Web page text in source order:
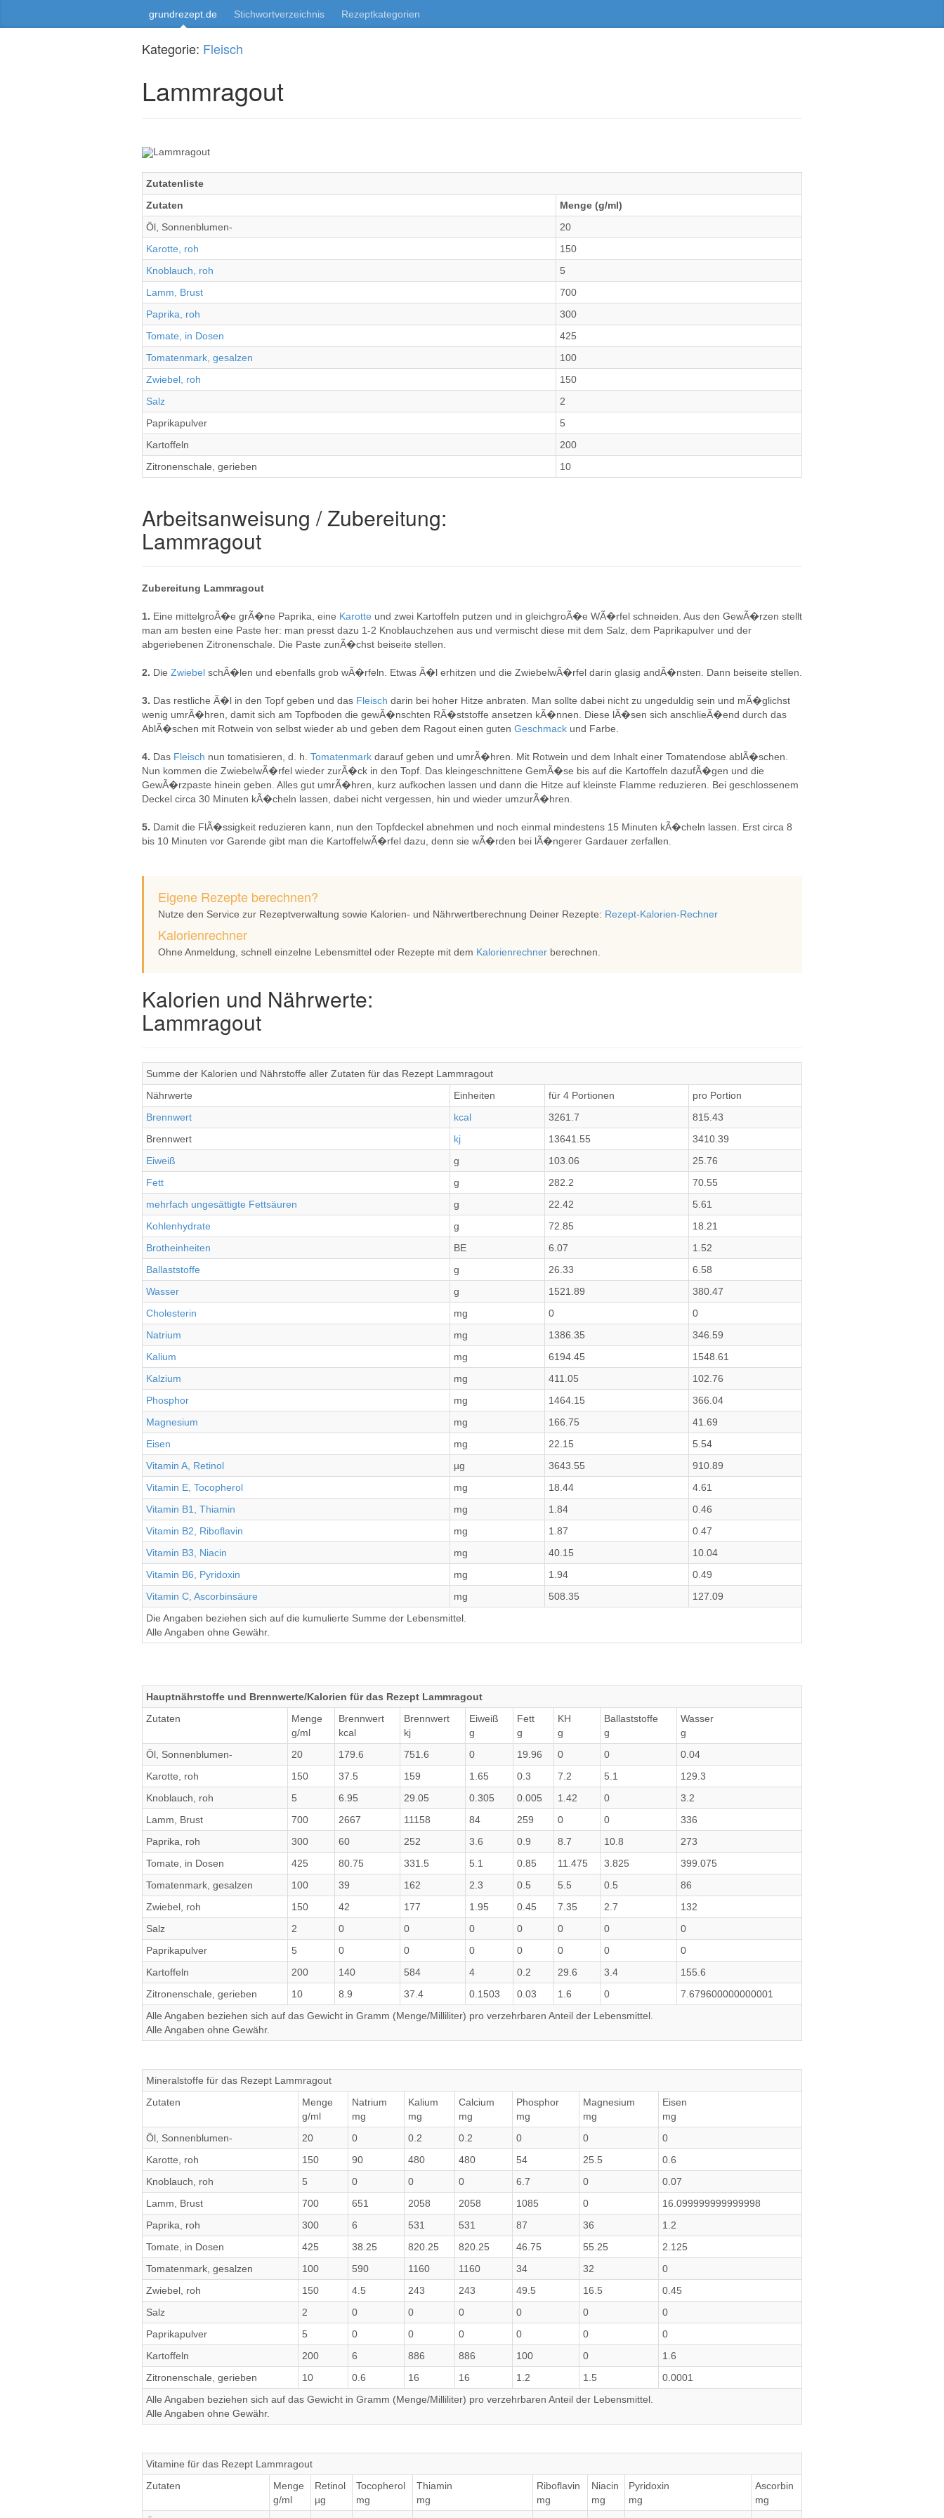
grundrezept.de Stichwortverzeichnis Rezeptkategorien
Kategorie: Fleisch
Lammragout
Zutatenliste
Zutaten
Menge (g/ml)
Öl, Sonnenblumen-
20
Karotte, roh
150
Knoblauch, roh
5
Lamm, Brust
700
Paprika, roh
300
Tomate, in Dosen
425
Tomatenmark, gesalzen
100
Zwiebel, roh
150
Salz
2
Paprikapulver
5
Kartoffeln
200
Zitronenschale, gerieben
10
Arbeitsanweisung / Zubereitung:
Lammragout
Zubereitung Lammragout
1. Eine mittelgroÃ�e grÃ�ne Paprika, eine Karotte und zwei Kartoffeln putzen und in gleichgroÃ�e WÃ�rfel schneiden. Aus den GewÃ�rzen stellt
man am besten eine Paste her: man presst dazu 1-2 Knoblauchzehen aus und vermischt diese mit dem Salz, dem Paprikapulver und der
abgeriebenen Zitronenschale. Die Paste zunÃ�chst beiseite stellen.
2. Die Zwiebel schÃ�len und ebenfalls grob wÃ�rfeln. Etwas Ã�l erhitzen und die ZwiebelwÃ�rfel darin glasig andÃ�nsten. Dann beiseite stellen.
3. Das restliche Ã�l in den Topf geben und das Fleisch darin bei hoher Hitze anbraten. Man sollte dabei nicht zu ungeduldig sein und mÃ�glichst
wenig umrÃ�hren, damit sich am Topfboden die gewÃ�nschten RÃ�ststoffe ansetzen kÃ�nnen. Diese lÃ�sen sich anschlieÃ�end durch das
AblÃ�schen mit Rotwein von selbst wieder ab und geben dem Ragout einen guten Geschmack und Farbe.
4. Das Fleisch nun tomatisieren, d. h. Tomatenmark darauf geben und umrÃ�hren. Mit Rotwein und dem Inhalt einer Tomatendose ablÃ�schen.
Nun kommen die ZwiebelwÃ�rfel wieder zurÃ�ck in den Topf. Das kleingeschnittene GemÃ�se bis auf die Kartoffeln dazufÃ�gen und die
GewÃ�rzpaste hinein geben. Alles gut umrÃ�hren, kurz aufkochen lassen und dann die Hitze auf kleinste Flamme reduzieren. Bei geschlossenem
Deckel circa 30 Minuten kÃ�cheln lassen, dabei nicht vergessen, hin und wieder umzurÃ�hren.
5. Damit die FlÃ�ssigkeit reduzieren kann, nun den Topfdeckel abnehmen und noch einmal mindestens 15 Minuten kÃ�cheln lassen. Erst circa 8
bis 10 Minuten vor Garende gibt man die KartoffelwÃ�rfel dazu, denn sie wÃ�rden bei lÃ�ngerer Gardauer zerfallen.
Eigene Rezepte berechnen?
Nutze den Service zur Rezeptverwaltung sowie Kalorien- und Nährwertberechnung Deiner Rezepte: Rezept-Kalorien-Rechner
Kalorienrechner
Ohne Anmeldung, schnell einzelne Lebensmittel oder Rezepte mit dem Kalorienrechner berechnen.
Kalorien und Nährwerte:
Lammragout
Summe der Kalorien und Nährstoffe aller Zutaten für das Rezept Lammragout
Nährwerte
Einheiten für 4 Portionen
pro Portion
Brennwert
kcal 3261.7
815.43
Brennwert
kj 13641.55
3410.39
Eiweiß
g 103.06
25.76
Fett
g 282.2
70.55
mehrfach ungesättigte Fettsäuren
g 22.42
5.61
Kohlenhydrate
g 72.85
18.21
Brotheinheiten
BE 6.07
1.52
Ballaststoffe
g 26.33
6.58
Wasser
g 1521.89
380.47
Cholesterin
mg 0
0
Natrium
mg 1386.35
346.59
Kalium
mg 6194.45
1548.61
Kalzium
mg 411.05
102.76
Phosphor
mg 1464.15
366.04
Magnesium
mg 166.75
41.69
Eisen
mg 22.15
5.54
Vitamin A, Retinol
µg 3643.55
910.89
Vitamin E, Tocopherol
mg 18.44
4.61
Vitamin B1, Thiamin
mg 1.84
0.46
Vitamin B2, Riboflavin
mg 1.87
0.47
Vitamin B3, Niacin
mg 40.15
10.04
Vitamin B6, Pyridoxin
mg 1.94
0.49
Vitamin C, Ascorbinsäure
mg 508.35
127.09
Die Angaben beziehen sich auf die kumulierte Summe der Lebensmittel.
Alle Angaben ohne Gewähr.
Hauptnährstoffe und Brennwerte/Kalorien für das Rezept Lammragout
Zutaten
Menge
g/ml
Brennwert
kcal
Brennwert
kj
Eiweiß
g
Fett
g
KH
g
Ballaststoffe
g
Wasser
g
Öl, Sonnenblumen-
20 179.6 751.6 0 19.96 0 0
0.04
Karotte, roh
150 37.5 159 1.65 0.3 7.2 5.1
129.3
Knoblauch, roh
5 6.95 29.05 0.305 0.005 1.42 0
3.2
Lamm, Brust
700 2667 11158 84 259 0 0
336
Paprika, roh
300 60 252 3.6 0.9 8.7 10.8
273
Tomate, in Dosen
425 80.75 331.5 5.1 0.85 11.475 3.825
399.075
Tomatenmark, gesalzen
100 39 162 2.3 0.5 5.5 0.5
86
Zwiebel, roh
150 42 177 1.95 0.45 7.35 2.7
132
Salz
2 0 0 0 0 0 0
0
Paprikapulver
5 0 0 0 0 0 0
0
Kartoffeln
200 140 584 4 0.2 29.6 3.4
155.6
Zitronenschale, gerieben
10 8.9 37.4 0.1503 0.03 1.6 0
7.679600000000001
Alle Angaben beziehen sich auf das Gewicht in Gramm (Menge/Milliliter) pro verzehrbaren Anteil der Lebensmittel.
Alle Angaben ohne Gewähr.
Mineralstoffe für das Rezept Lammragout
Zutaten
Menge
g/ml
Natrium
mg
Kalium
mg
Calcium
mg
Phosphor
mg
Magnesium
mg
Eisen
mg
Öl, Sonnenblumen-
20 0 0.2 0.2 0 0
0
Karotte, roh
150 90 480 480 54 25.5
0.6
Knoblauch, roh
5 0 0 0 6.7 0
0.07
Lamm, Brust
700 651 2058 2058 1085 0
16.099999999999998
Paprika, roh
300 6 531 531 87 36
1.2
Tomate, in Dosen
425 38.25 820.25 820.25 46.75 55.25
2.125
Tomatenmark, gesalzen
100 590 1160 1160 34 32
0
Zwiebel, roh
150 4.5 243 243 49.5 16.5
0.45
Salz
2 0 0 0 0 0
0
Paprikapulver
5 0 0 0 0 0
0
Kartoffeln
200 6 886 886 100 0
1.6
Zitronenschale, gerieben
10 0.6 16 16 1.2 1.5
0.0001
Alle Angaben beziehen sich auf das Gewicht in Gramm (Menge/Milliliter) pro verzehrbaren Anteil der Lebensmittel.
Alle Angaben ohne Gewähr.
Vitamine für das Rezept Lammragout
Zutaten
Menge
g/ml
Retinol
µg
Tocopherol
mg
Thiamin
mg
Riboflavin
mg
Niacin
mg
Pyridoxin
mg
Ascorbin
mg